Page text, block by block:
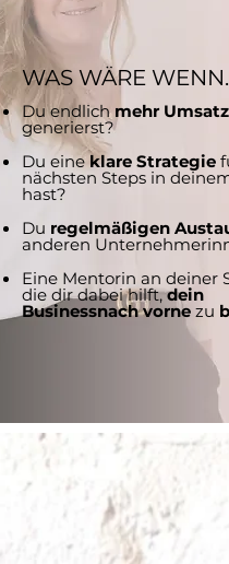
WAS WÄRE
Du endlich mehr Umsatz
generierst?
Du eineklare Strategie
nächsten Steps in
hast?
Du regelmäßigen
anderen
Eine Mentorin an deiner
die dir dabei hilft,dein
Businessnach vorne zu